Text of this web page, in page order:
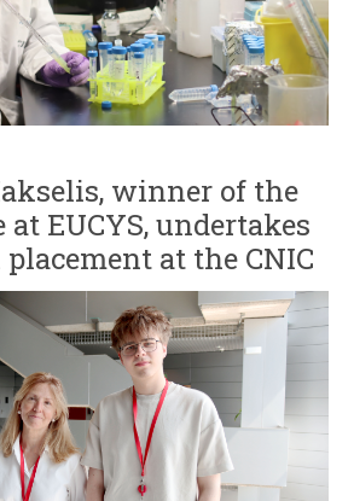
winner of the
at EUCYS, undertakes
placement at the CNIC